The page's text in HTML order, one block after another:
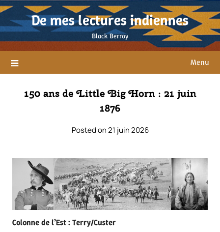
Skip
content
De mes lectures indiennes
Black Berroy
Menu
150 ans de Little Big Horn : 21 juin
1876
Posted on 21 juin 2026
Colonne de l’Est : Terry/Custer